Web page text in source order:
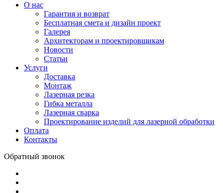
О нас
Гарантия и возврат
Бесплатная смета и дизайн проект
Галерея
Архитекторам и проектировщикам
Новости
Статьи
Услуги
Доставка
Монтаж
Лазерная резка
Гибка металла
Лазерная сварка
Проектирование изделий для лазерной обработки
Оплата
Контакты
Обратный звонок